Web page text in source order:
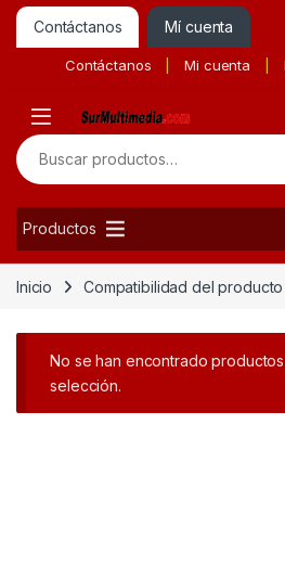
Contáctanos Mí cuenta
Contáctanos Mi cuenta
Buscar por:
Productos
Inicio Compatibilidad del producto
No se han encontrado
selección.